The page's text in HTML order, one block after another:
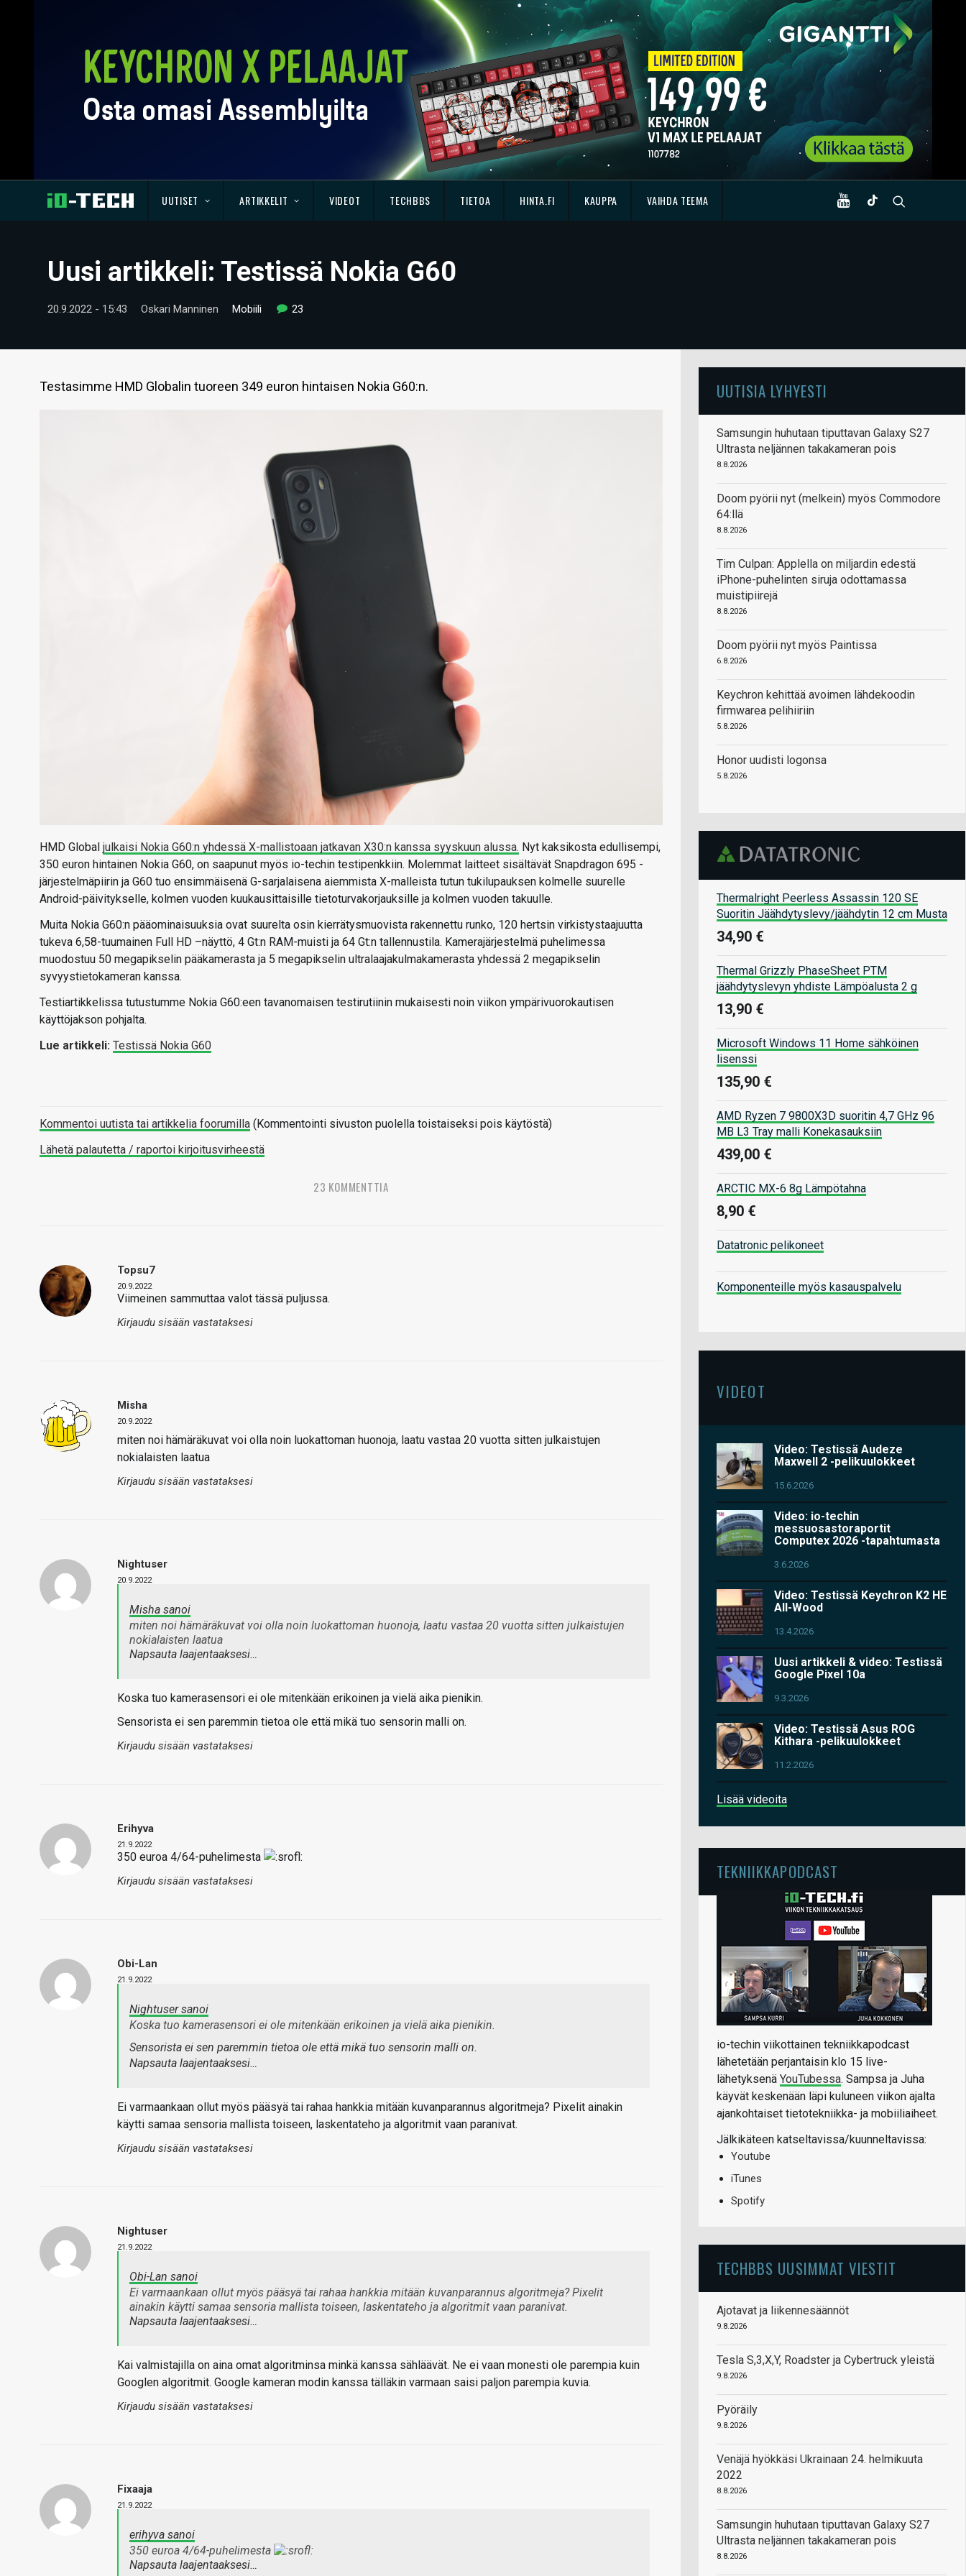
UUTISET ARTIKKELIT VIDEOT TECHBBS TIETOA HINTA.FI KAUPPA VAIHDA TEEMA
Uusi artikkeli: Testissä Nokia G60
20.9.2022 - 15:43 Oskari Manninen Mobiili 23
Testasimme HMD Globalin tuoreen 349 euron hintaisen Nokia G60:n.
HMD Global julkaisi Nokia G60:n yhdessä X-mallistoaan jatkavan X30:n kanssa syyskuun alussa. Nyt kaksikosta edullisempi,
350 euron hintainen Nokia G60, on saapunut myös io-techin testipenkkiin. Molemmat laitteet sisältävät Snapdragon 695 -
järjestelmäpiirin ja G60 tuo ensimmäisenä G-sarjalaisena aiemmista X-malleista tutun tukilupauksen kolmelle suurelle
Android-päivitykselle, kolmen vuoden kuukausittaisille tietoturvakorjauksille ja kolmen vuoden takuulle.
Muita Nokia G60:n pääominaisuuksia ovat suurelta osin kierrätysmuovista rakennettu runko, 120 hertsin virkistystaajuutta
tukeva 6,58-tuumainen Full HD –näyttö, 4 Gt:n RAM-muisti ja 64 Gt:n tallennustila. Kamerajärjestelmä puhelimessa
muodostuu 50 megapikselin pääkamerasta ja 5 megapikselin ultralaajakulmakamerasta yhdessä 2 megapikselin
syvyystietokameran kanssa.
Testiartikkelissa tutustumme Nokia G60:een tavanomaisen testirutiinin mukaisesti noin viikon ympärivuorokautisen
käyttöjakson pohjalta.
Lue artikkeli: Testissä Nokia G60
Kommentoi uutista tai artikkelia foorumilla (Kommentointi sivuston puolella toistaiseksi pois käytöstä)
Lähetä palautetta / raportoi kirjoitusvirheestä
23 KOMMENTTIA
Topsu7
20.9.2022
Viimeinen sammuttaa valot tässä puljussa.
Kirjaudu sisään vastataksesi
Misha
20.9.2022
miten noi hämäräkuvat voi olla noin luokattoman huonoja, laatu vastaa 20 vuotta sitten julkaistujen
nokialaisten laatua
Kirjaudu sisään vastataksesi
Nightuser
20.9.2022
Misha sanoi
miten noi hämäräkuvat voi olla noin luokattoman huonoja, laatu vastaa 20 vuotta sitten julkaistujen
nokialaisten laatua
Napsauta laajentaaksesi…
Koska tuo kamerasensori ei ole mitenkään erikoinen ja vielä aika pienikin.
Sensorista ei sen paremmin tietoa ole että mikä tuo sensorin malli on.
Kirjaudu sisään vastataksesi
Erihyva
21.9.2022
350 euroa 4/64-puhelimesta
Kirjaudu sisään vastataksesi
Obi-Lan
21.9.2022
Nightuser sanoi
Koska tuo kamerasensori ei ole mitenkään erikoinen ja vielä aika pienikin.
Sensorista ei sen paremmin tietoa ole että mikä tuo sensorin malli on.
Napsauta laajentaaksesi…
Ei varmaankaan ollut myös pääsyä tai rahaa hankkia mitään kuvanparannus algoritmeja? Pixelit ainakin
käytti samaa sensoria mallista toiseen, laskentateho ja algoritmit vaan paranivat.
Kirjaudu sisään vastataksesi
Nightuser
21.9.2022
Obi-Lan sanoi
Ei varmaankaan ollut myös pääsyä tai rahaa hankkia mitään kuvanparannus algoritmeja? Pixelit
ainakin käytti samaa sensoria mallista toiseen, laskentateho ja algoritmit vaan paranivat.
Napsauta laajentaaksesi…
Kai valmistajilla on aina omat algoritminsa minkä kanssa sähläävät. Ne ei vaan monesti ole parempia kuin
Googlen algoritmit. Google kameran modin kanssa tälläkin varmaan saisi paljon parempia kuvia.
Kirjaudu sisään vastataksesi
Fixaaja
21.9.2022
erihyva sanoi
350 euroa 4/64-puhelimesta
Napsauta laajentaaksesi…
UUTISIA LYHYESTI
Samsungin huhutaan tiputtavan Galaxy S27
Ultrasta neljännen takakameran pois
8.8.2026
Doom pyörii nyt (melkein) myös Commodore
64:llä
8.8.2026
Tim Culpan: Applella on miljardin edestä
iPhone-puhelinten siruja odottamassa
muistipiirejä
8.8.2026
Doom pyörii nyt myös Paintissa
6.8.2026
Keychron kehittää avoimen lähdekoodin
firmwarea pelihiiriin
5.8.2026
Honor uudisti logonsa
5.8.2026
Thermalright Peerless Assassin 120 SE
Suoritin Jäähdytyslevy/jäähdytin 12 cm Musta
34,90 €
Thermal Grizzly PhaseSheet PTM
jäähdytyslevyn yhdiste Lämpöalusta 2 g
13,90 €
Microsoft Windows 11 Home sähköinen
lisenssi
135,90 €
AMD Ryzen 7 9800X3D suoritin 4,7 GHz 96
MB L3 Tray malli Konekasauksiin
439,00 €
ARCTIC MX-6 8g Lämpötahna
8,90 €
Datatronic pelikoneet
Komponenteille myös kasauspalvelu
VIDEOT
Video: Testissä Audeze
Maxwell 2 -pelikuulokkeet
15.6.2026
Video: io-techin
messuosastoraportit
Computex 2026 -tapahtumasta
3.6.2026
Video: Testissä Keychron K2 HE
All-Wood
13.4.2026
Uusi artikkeli & video: Testissä
Google Pixel 10a
9.3.2026
Video: Testissä Asus ROG
Kithara -pelikuulokkeet
11.2.2026
Lisää videoita
TEKNIIKKAPODCAST
io-techin viikottainen tekniikkapodcast
lähetetään perjantaisin klo 15 live-
lähetyksenä YouTubessa. Sampsa ja Juha
käyvät keskenään läpi kuluneen viikon ajalta
ajankohtaiset tietotekniikka- ja mobiiliaiheet.
Jälkikäteen katseltavissa/kuunneltavissa:
Youtube
iTunes
Spotify
TECHBBS UUSIMMAT VIESTIT
Ajotavat ja liikennesäännöt
9.8.2026
Tesla S,3,X,Y, Roadster ja Cybertruck yleistä
9.8.2026
Pyöräily
9.8.2026
Venäjä hyökkäsi Ukrainaan 24. helmikuuta
2022
8.8.2026
Samsungin huhutaan tiputtavan Galaxy S27
Ultrasta neljännen takakameran pois
8.8.2026